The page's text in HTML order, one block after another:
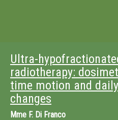
Ultra-
radiotherapy:
time motion and
changes
Mme F. Di Franco